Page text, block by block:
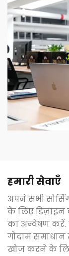
हमारी सेवाएँ
अपने सभी
के लिए डिज़ाइन
का अन्वेषण करें.
गोदाम
खोज करने के